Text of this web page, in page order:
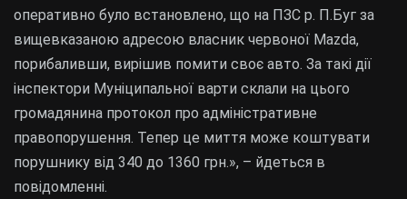
оперативно було встановлено, що на ПЗС р. П.Буг за
вищевказаною адресою власник червоної Mazda,
порибаливши, вирішив помити своє авто. За такі дії
інспектори Муніципальної варти склали на цього
громадянина протокол про адміністративне
правопорушення. Тепер це миття може коштувати
порушнику від 340 до 1360 грн.», – йдеться в
повідомленні.